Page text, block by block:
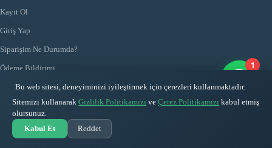
Kayıt Ol
Giriş Yap
Siparişim Ne Durumda?
Ödeme Bildirimi
Favorilerim
İletişim
1
Bu web sitesi, deneyiminizi iyileştirmek için çerezleri kullanmaktadır.
Sitemizi kullanarak Gizlilik Politikamızı ve Çerez Politikamızı kabul etmiş
olursunuz.
Kabul Et
Reddet